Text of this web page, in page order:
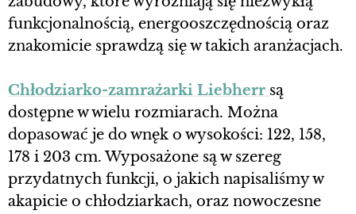
funkcjonalnością, energooszczędnością oraz
znakomicie sprawdzą się w takich aranżacjach.
Chłodziarko-zamrażarki Liebherr są
dostępne w wielu rozmiarach. Można
dopasować je do wnęk o wysokości: 122, 158,
178 i 203 cm. Wyposażone są w szereg
przydatnych funkcji, o jakich napisaliśmy w
akapicie o chłodziarkach, oraz nowoczesne